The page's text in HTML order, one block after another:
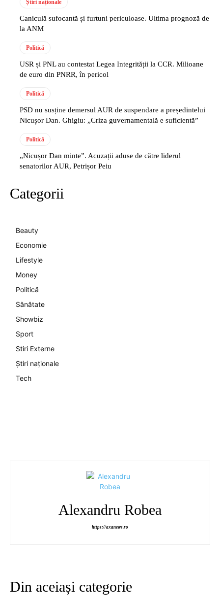
Știri naționale
Caniculă sufocantă și furtuni periculoase. Ultima prognoză de
la ANM
Politică
USR și PNL au contestat Legea Integrității la CCR. Milioane
de euro din PNRR, în pericol
Politică
PSD nu susține demersul AUR de suspendare a președintelui
Nicușor Dan. Ghigiu: „Criza guvernamentală e suficientă”
Politică
„Nicușor Dan minte”. Acuzații aduse de către liderul
senatorilor AUR, Petrișor Peiu
Categorii
Beauty
Economie
Lifestyle
Money
Politică
Sănătate
Showbiz
Sport
Stiri Externe
Știri naționale
Tech
Alexandru Robea
https://axanews.ro
Din aceiași categorie